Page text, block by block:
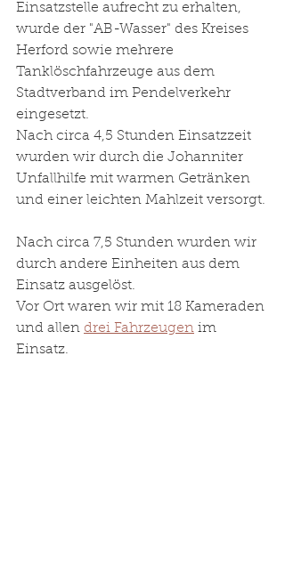
Einsatzstelle aufrecht zu erhalten,
wurde der "AB-Wasser" des Kreises
Herford sowie mehrere
Tanklöschfahrzeuge aus dem
Stadtverband im Pendelverkehr
eingesetzt.
Nach circa 4,5 Stunden Einsatzzeit
wurden wir durch die Johanniter
Unfallhilfe mit warmen Getränken
und einer leichten Mahlzeit versorgt.
Nach circa 7,5 Stunden wurden wir
durch andere Einheiten aus dem
Einsatz ausgelöst.
Vor Ort waren wir mit 18 Kameraden
und allen drei Fahrzeugen im
Einsatz.